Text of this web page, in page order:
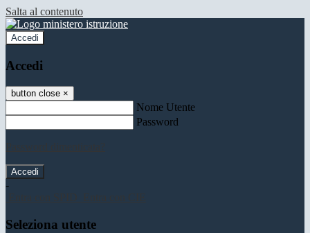
Salta al contenuto
Accedi
Accedi
button close ×
Nome Utente
Password
-
Seleziona utente